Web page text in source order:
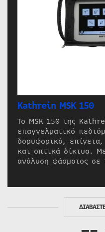
Kathrein MSK 150
Το MSK 150 της
επαγγελματικό
δορυφορικά,
και οπτικά δίκτυα.
ανάλυση φάσματος σε